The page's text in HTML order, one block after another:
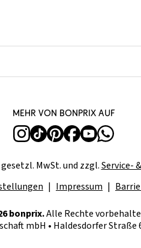
Mehr von bonprix auf
MwSt. und zzgl.Service-
Impressum
bonprix.Alle Rechte
mbH • Haldesdorfer Straße